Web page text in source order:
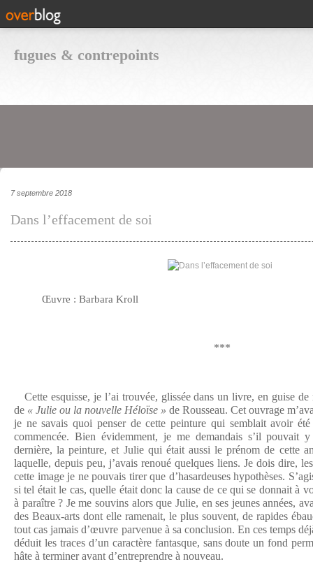
fugues & contrepoints
7 septembre 2018
Dans l’effacement de soi
Œuvre : Barbara Kroll
***
Cette esquisse, je l’ai trouvée, glissée dans un livre, en guise de
de « Julie ou la nouvelle Héloïse » de Rousseau. Cet ouvrage
je ne savais quoi penser de cette peinture qui semblait avoir été
commencée. Bien évidemment, je me demandais s’il pouvait
dernière, la peinture, et Julie qui était aussi le prénom de cette
laquelle, depuis peu, j’avais renoué quelques liens. Je dois dire,
cette image je ne pouvais tirer que d’hasardeuses hypothèses.
si tel était le cas, quelle était donc la cause de ce qui se donnait à
à paraître ? Je me souvins alors que Julie, en ses jeunes années,
des Beaux-arts dont elle ramenait, le plus souvent, de rapides
tout cas jamais d’œuvre parvenue à sa conclusion. En ces temps
déduit les traces d’un caractère fantasque, sans doute un fond
hâte à terminer avant d’entreprendre à nouveau.